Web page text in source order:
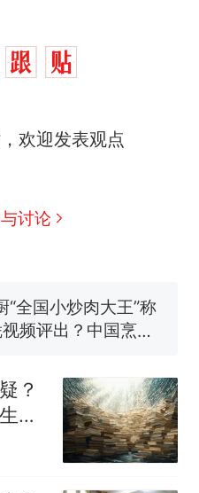
欢迎发表观点
讨论
“全国小炒肉大王”称
频评出？中国烹饪
1天等它长大：挖了
获鲨鱼徒手将其拽
击者直呼震惊 （视频
消息）
第二名传话劝弃考
？
命